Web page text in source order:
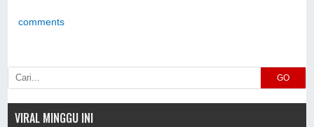
Utama
comments
GO
VIRAL MINGGU INI